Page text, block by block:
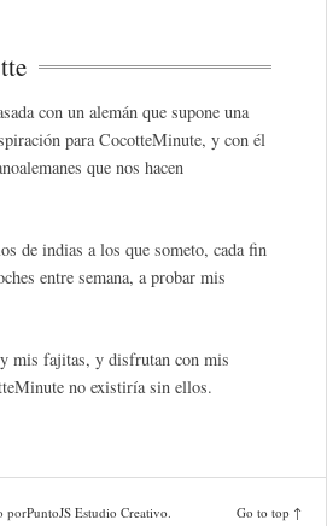
con un alemán que supone una
para CocotteMinute, y con él
que nos hacen
de indias a los que someto, cada fin
entre semana, a probar mis
mis fajitas, y disfrutan con mis
no existiría sin ellos.
porPuntoJS Estudio Creativo Go to top ↑